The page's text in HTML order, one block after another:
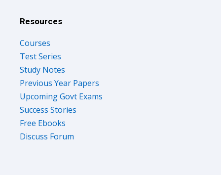
Resources
Courses
Test Series
Study Notes
Previous Year Papers
Upcoming Govt Exams
Success Stories
Free Ebooks
Discuss Forum